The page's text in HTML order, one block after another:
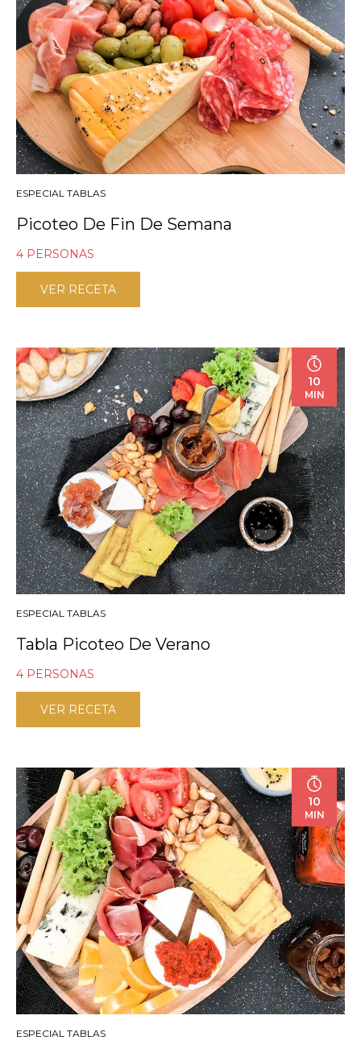
ESPECIAL TABLAS
Picoteo De Fin De Semana
4 PERSONAS
VER RECETA
10
MIN
ESPECIAL TABLAS
Tabla Picoteo De Verano
4 PERSONAS
VER RECETA
10
MIN
ESPECIAL TABLAS